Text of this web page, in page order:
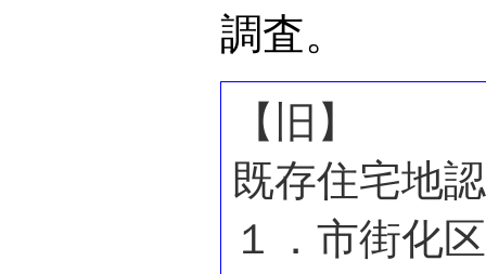
調査。
【旧】
既存住宅地
１．市街化